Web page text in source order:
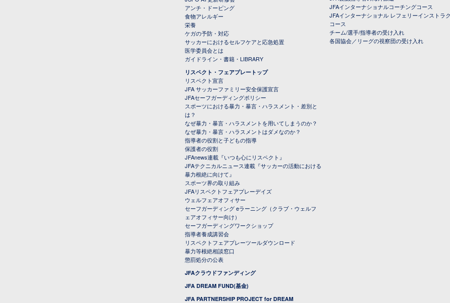
アンチ・ドーピング
食物アレルギー
栄養
ケガの予防・対応
サッカーにおけるセルフケアと応急処置
医学委員会とは
ガイドライン・書籍・LIBRARY
リスペクト・フェアプレートップ
リスペクト宣言
JFA サッカーファミリー安全保護宣言
JFAセーフガーディングポリシー
スポーツにおける暴力・暴言・ハラスメント・差別と
は？
なぜ暴力・暴言・ハラスメントを用いてしまうのか？
なぜ暴力・暴言・ハラスメントはダメなのか？
指導者の役割と子どもの指導
保護者の役割
JFAnews連載『いつも心にリスペクト』
JFAテクニカルニュース連載『サッカーの活動における
暴力根絶に向けて』
スポーツ界の取り組み
JFAリスペクトフェアプレーデイズ
ウェルフェアオフィサー
セーフガーディング eラーニング（クラブ・ウェルフ
ェアオフィサー向け）
セーフガーディングワークショップ
指導者養成講習会
リスペクトフェアプレーツールダウンロード
暴力等根絶相談窓口
懲罰処分の公表
JFAクラウドファンディング
JFA DREAM FUND(基金)
JFA PARTNERSHIP PROJECT for DREAM
JFAインターナショナルコーチングコース
JFAインターナショナル レフェリーインストラ
コース
チーム/選手/指導者の受け入れ
各国協会／リーグの視察団の受け入れ